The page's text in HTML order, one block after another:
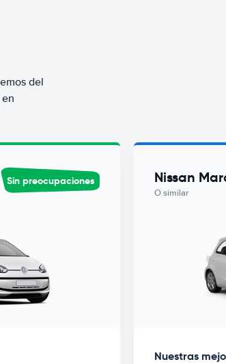
del
Sin preocupaciones Nissan
O similar
Nuestras